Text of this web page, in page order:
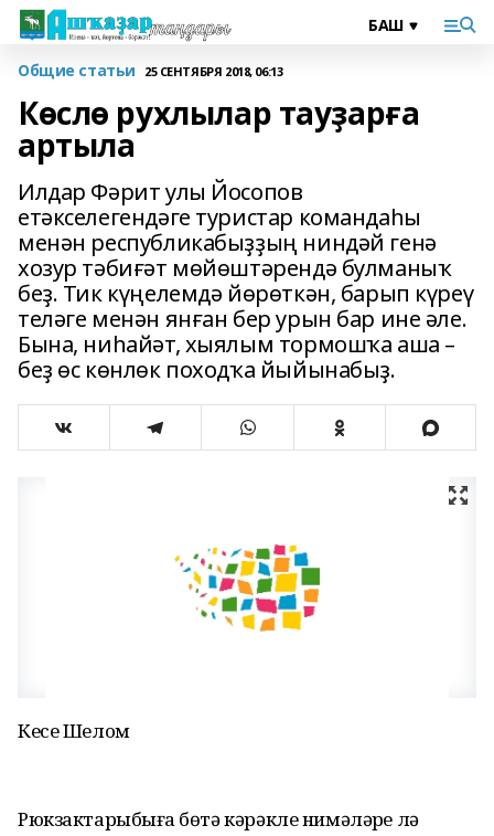
Общие статьи 25 СЕНТЯБРЯ 2018, 06:13
Көслө рухлылар тауҙарға
артыла
Илдар Фәрит улы Йосопов
етәкселегендәге туристар командаһы
менән республикабыҙҙың ниндәй генә
хозур тәбиғәт мөйөштәрендә булманыҡ
беҙ. Тик күңелемдә йөрөткән, барып күреү
теләге менән янған бер урын бар ине әле.
Бына, ниһайәт, хыялым тормошҡа аша –
беҙ өс көнлөк походҡа йыйынабыҙ.
Кесе Шелом
Рюкзактарыбыҙға бөтә кәрәкле нимәләрҙе лә